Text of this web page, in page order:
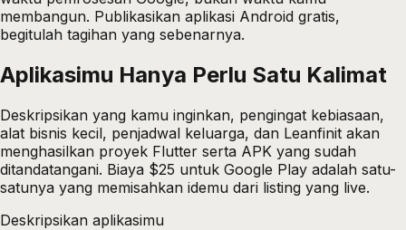
membangun. Publikasikan aplikasi Android gratis,
begitulah tagihan yang sebenarnya.
Aplikasimu Hanya Perlu Satu Kalimat
Deskripsikan yang kamu inginkan, pengingat kebiasaan,
alat bisnis kecil, penjadwal keluarga, dan Leanfinit akan
menghasilkan proyek Flutter serta APK yang sudah
ditandatangani. Biaya $25 untuk Google Play adalah satu-
satunya yang memisahkan idemu dari listing yang live.
Deskripsikan aplikasimu